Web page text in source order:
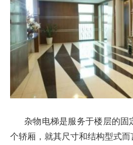
杂物电梯是服务于楼层的固
个轿厢，就其尺寸和结构型式而